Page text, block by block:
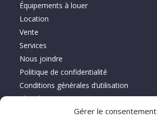
Gérer le consentement
Équipements à louer
Location
Vente
Services
Nous joindre
Politique de confidentialité
Conditions générales d’utilisation
Plan du site